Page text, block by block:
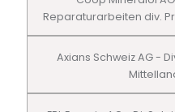
Reparaturarbeiten div.
Axians Schweiz AG -